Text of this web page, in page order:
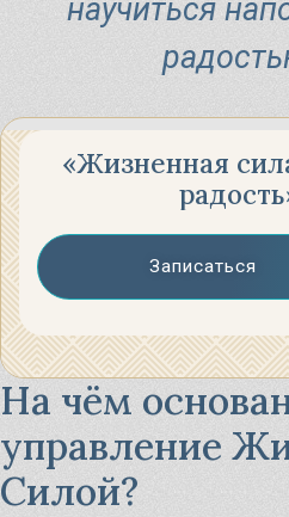
научиться
«Жизненная
Записаться
На чём
управление
Силой?